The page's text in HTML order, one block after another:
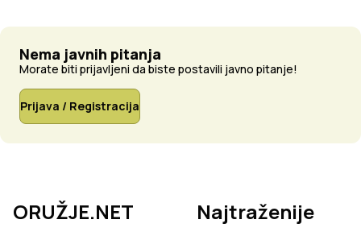
Nema javnih pitanja
Morate biti prijavljeni da biste postavili javno pitanje!
Prijava / Registracija
ORUŽJE.NET Najtraženije